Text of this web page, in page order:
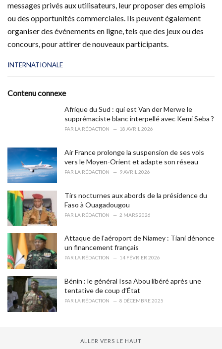
messages privés aux utilisateurs, leur proposer des emplois
ou des opportunités commerciales. Ils peuvent également
organiser des événements en ligne, tels que des jeux ou des
concours, pour attirer de nouveaux participants.
C
e
INTERNATIONALE
Contenu connexe
Afrique du Sud : qui est Van der Merwe le
supprémaciste blanc interpellé avec Kemi Seba ?
PAR LA RÉDACTION 18 AVRIL 2026
Air France prolonge la suspension de ses vols
vers le Moyen-Orient et adapte son réseau
PAR LA RÉDACTION 9 AVRIL 2026
Tirs nocturnes aux abords de la présidence du
Faso à Ouagadougou
PAR LA RÉDACTION 2 MARS 2026
Attaque de l’aéroport de Niamey : Tiani dénonce
un financement français
PAR LA RÉDACTION 14 FÉVRIER 2026
Bénin : le général Issa Abou libéré après une
tentative de coup d’État
PAR LA RÉDACTION 8 DÉCEMBRE 2025
ALLER VERS LE HAUT